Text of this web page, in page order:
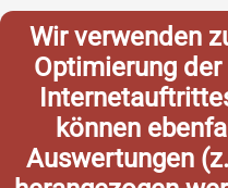
Wir verwenden
Optimierung
können
Auswertungen